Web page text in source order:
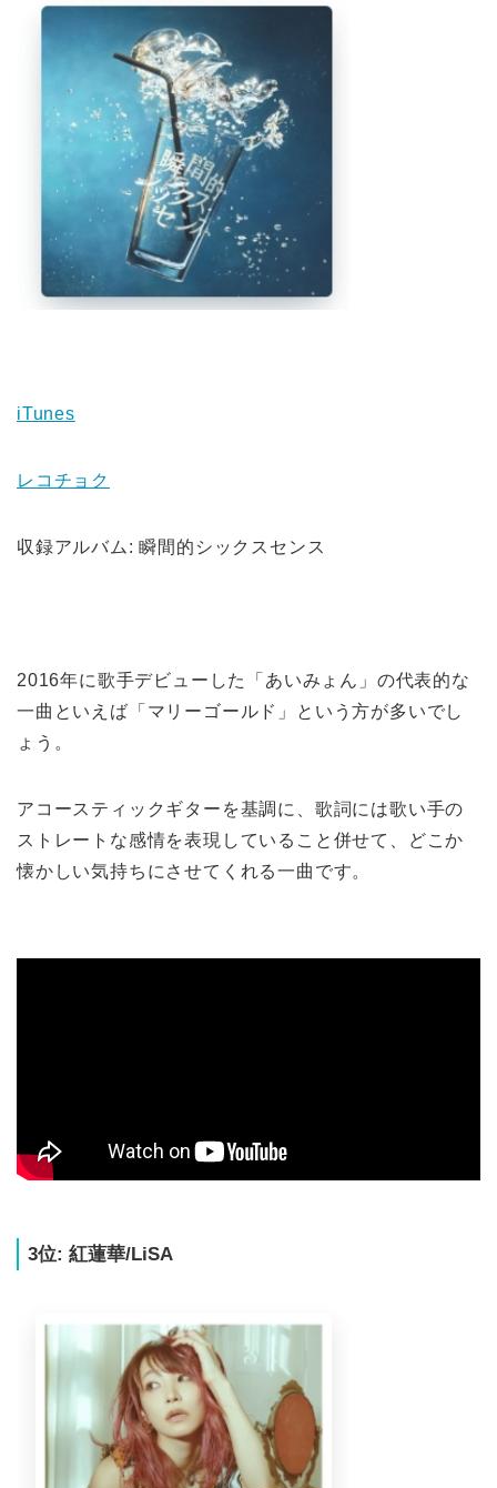
iTunes
レコチョク
収録アルバム: 瞬間的シックスセンス
2016年に歌手デビューした「あいみょん」の代表的な
一曲といえば「マリーゴールド」という方が多いでし
ょう。
アコースティックギターを基調に、歌詞には歌い手の
ストレートな感情を表現していること併せて、どこか
懐かしい気持ちにさせてくれる一曲です。
3位: 紅蓮華/LiSA